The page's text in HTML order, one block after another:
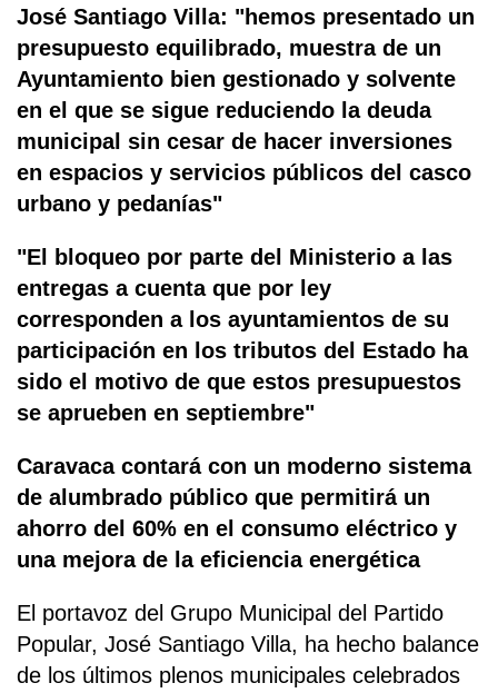
José Santiago Villa: "hemos presentado un
presupuesto equilibrado, muestra de un
Ayuntamiento bien gestionado y solvente
en el que se sigue reduciendo la deuda
municipal sin cesar de hacer inversiones
en espacios y servicios públicos del casco
urbano y pedanías"
"El bloqueo por parte del Ministerio a las
entregas a cuenta que por ley
corresponden a los ayuntamientos de su
participación en los tributos del Estado ha
sido el motivo de que estos presupuestos
se aprueben en septiembre"
Caravaca contará con un moderno sistema
de alumbrado público que permitirá un
ahorro del 60% en el consumo eléctrico y
una mejora de la eficiencia energética
El portavoz del Grupo Municipal del Partido
Popular, José Santiago Villa, ha hecho balance
de los últimos plenos municipales celebrados